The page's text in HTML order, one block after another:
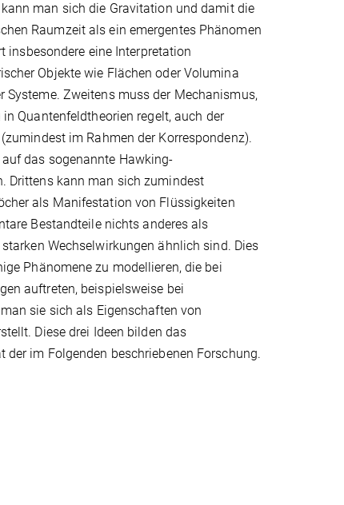
man sich die Gravitation und damit die
Raumzeit als ein emergentes Phänomen
insbesondere eine Interpretation
Objekte wie Flächen oder Volumina
Systeme. Zweitens muss der Mechanismus,
Quantenfeldtheorien regelt, auch der
im Rahmen der Korrespondenz).
das sogenannte Hawking-
Drittens kann man sich zumindest
als Manifestation von Flüssigkeiten
Bestandteile nichts anderes als
Wechselwirkungen ähnlich sind. Dies
Phänomene zu modellieren, die bei
auftreten, beispielsweise bei
sie sich als Eigenschaften von
Diese drei Ideen bilden das
der im Folgenden beschriebenen Forschung.